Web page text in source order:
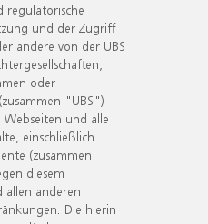
regulatorische
und der Zugriff
andere von der UBS
oder
"UBS")
und alle
einschließlich
(zusammen
diesem
allen anderen
Die hierin